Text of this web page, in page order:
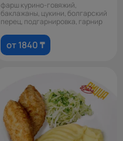
фарш курино-говяжий,
баклажаны, цукини, болгарский
перец, подгарнировка, гарнир
от 1840 ₸